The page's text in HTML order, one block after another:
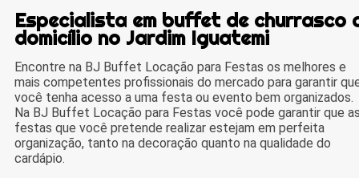
Especialista em buffet de churrasco
domicílio no Jardim Iguatemi
Encontre na BJ Buffet Locação para Festas os melhores e
mais competentes profissionais do mercado para garantir
você tenha acesso a uma festa ou evento bem organizados.
Na BJ Buffet Locação para Festas você pode garantir que
festas que você pretende realizar estejam em perfeita
organização, tanto na decoração quanto na qualidade do
cardápio.